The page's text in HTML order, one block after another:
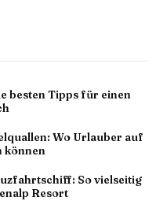
besten Tipps für einen
Wo Urlauber auf
können
So vielseitig
Resort